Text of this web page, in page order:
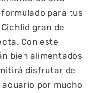
para tus
gran de
Con este
bien alimentados
disfrutar de
por mucho